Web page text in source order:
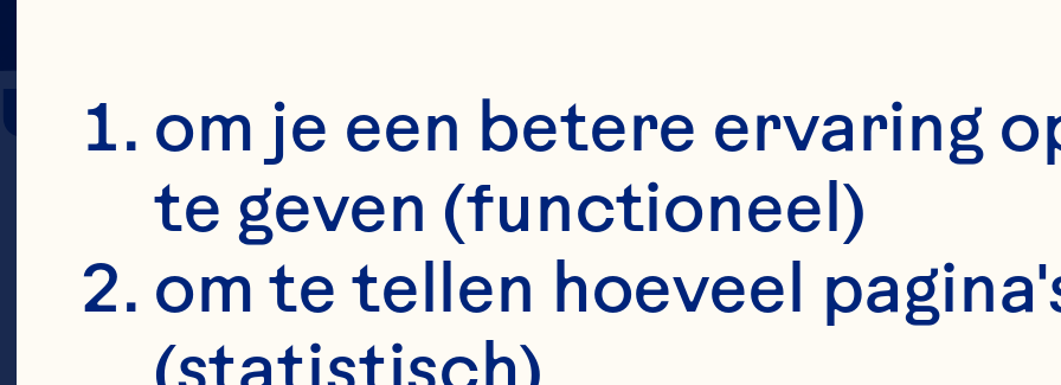
Urinary Tract Balance
Kaspar KL, Howell AB, Khoo
randomized, double-blind,
om je een betere ervaring
te geven (functioneel)
om te tellen hoeveel
(statistisch)